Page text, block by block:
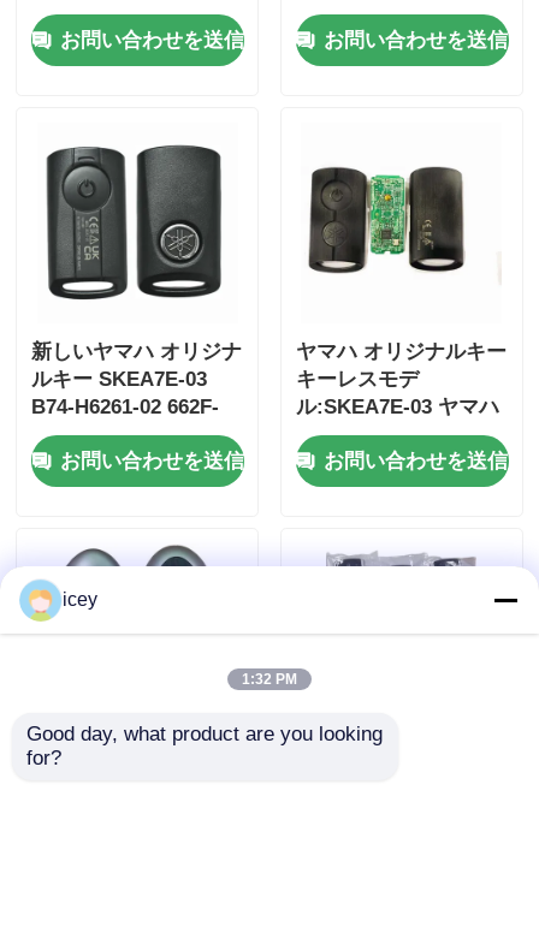
キジムニー 2005-2017
チップなし 37182-A7
のみ制御卸売 MOQ 50
お問い合わせを送信
FSK433.92MHz ID47チ
ップリモコンカーキー
お問い合わせを送信
新しいヤマハ オリジナ
ルキー SKEA7E-03
B74-H6261-02 662F-
SKEA7D03
お問い合わせを送信
ヤマハ オリジナルキー
キーレスモデ
ル:SKEA7E-03 ヤマハ
スマートリモートキー
B74-H6261-02/662F-
SKEA7D03
お問い合わせを送信
icey
1:32 PM
Good day, what product are you looking
for?